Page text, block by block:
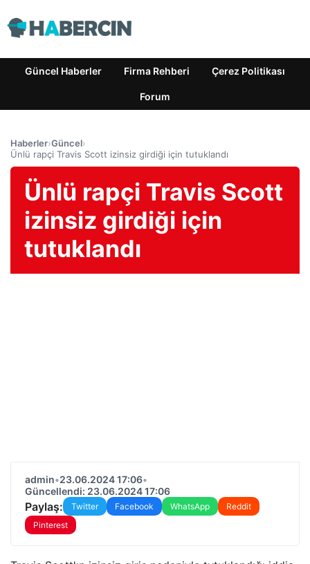
Güncel Haberler Firma Rehberi Çerez Politikası
Forum
Haberler›Güncel›
Ünlü rapçi Travis Scott izinsiz girdiği için tutuklandı
Ünlü rapçi Travis Scott
izinsiz girdiği için
tutuklandı
admin•23.06.2024 17:06•
Güncellendi: 23.06.2024 17:06
Paylaş: Twitter Facebook WhatsApp
Reddit
Pinterest